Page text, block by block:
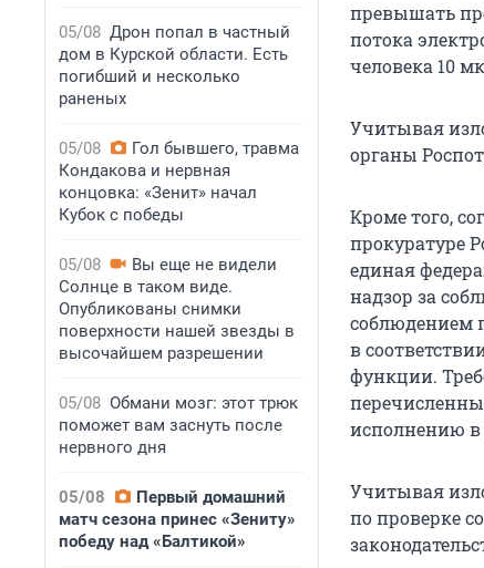
05/08 Дрон попал в частный
дом в Курской области. Есть
погибший и несколько
раненых
05/08
Гол бывшего, травма
Кондакова и нервная
концовка: «Зенит» начал
Кубок с победы
05/08
Вы еще не видели
Солнце в таком виде.
Опубликованы снимки
поверхности нашей звезды в
высочайшем разрешении
05/08 Обмани мозг: этот трюк
поможет вам заснуть после
нервного дня
05/08
Первый домашний
матч сезона принес «Зениту»
победу над «Балтикой»
превышать
потока
человека 10
Учитывая
органы
Кроме того,
прокуратуре
единая
надзор за
соблюдением
в
функции.
исполнению в
Учитывая
по проверке